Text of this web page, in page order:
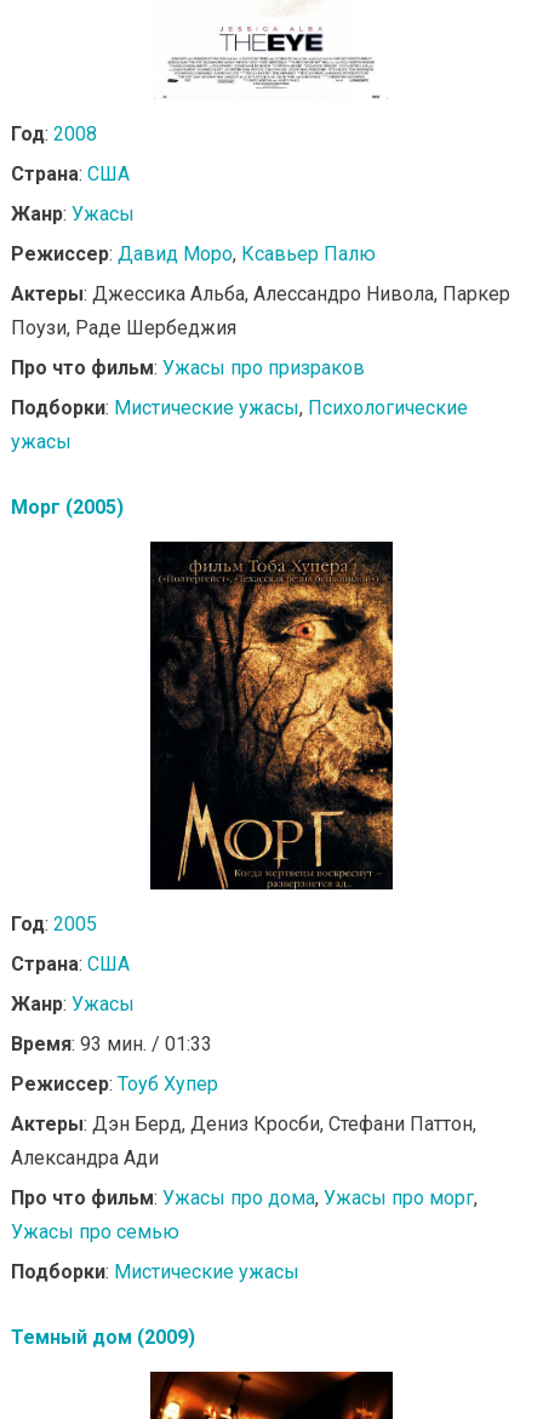
Год: 2008
Страна: США
Жанр: Ужасы
Режиссер: Давид Моро, Ксавьер Палю
Актеры: Джессика Альба, Алессандро Нивола, Паркер
Поузи, Раде Шербеджия
Про что фильм: Ужасы про призраков
Подборки: Мистические ужасы, Психологические
ужасы
Морг (2005)
Год: 2005
Страна: США
Жанр: Ужасы
Время: 93 мин. / 01:33
Режиссер: Тоуб Хупер
Актеры: Дэн Берд, Дениз Кросби, Стефани Паттон,
Александра Ади
Про что фильм: Ужасы про дома, Ужасы про морг,
Ужасы про семью
Подборки: Мистические ужасы
Темный дом (2009)